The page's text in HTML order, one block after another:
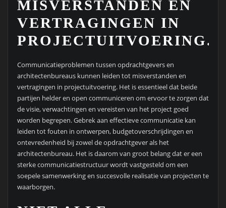
MISVERSTANDEN EN
VERTRAGINGEN IN
PROJECTUITVOERING.
Communicatieproblemen tussen opdrachtgevers en
architectenbureaus kunnen leiden tot misverstanden en
vertragingen in projectuitvoering. Het is essentieel dat beide
partijen helder en open communiceren om ervoor te zorgen dat
de visie, verwachtingen en vereisten van het project goed
worden begrepen. Gebrek aan effectieve communicatie kan
leiden tot fouten in ontwerpen, budgetoverschrijdingen en
ontevredenheid bij zowel de opdrachtgever als het
architectenbureau. Het is daarom van groot belang dat er een
sterke communicatiestructuur wordt vastgesteld om een
soepele samenwerking en succesvolle realisatie van projecten te
waarborgen.